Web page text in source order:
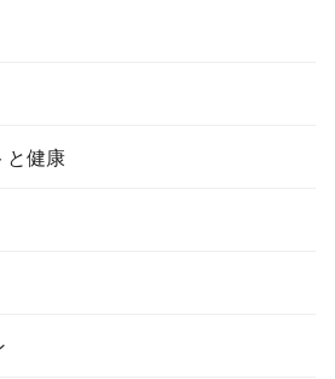
と健康